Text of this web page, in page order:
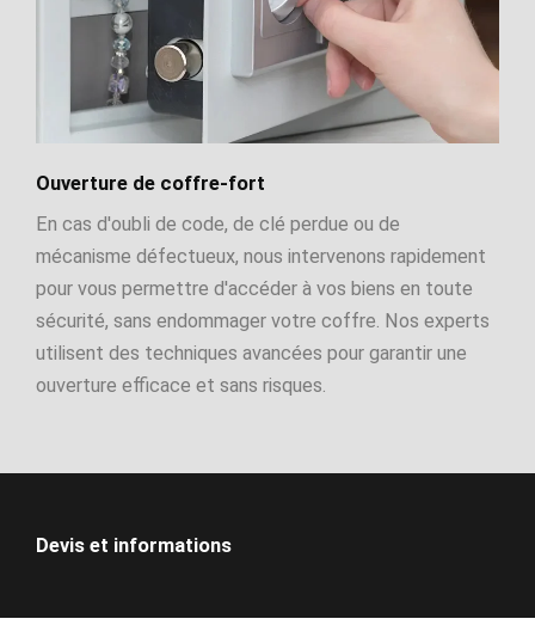
Ouverture de coffre-fort
En cas d'oubli de code, de clé perdue ou de
mécanisme défectueux, nous intervenons rapidement
pour vous permettre d'accéder à vos biens en toute
sécurité, sans endommager votre coffre. Nos experts
utilisent des techniques avancées pour garantir une
ouverture efficace et sans risques.
Devis et informations